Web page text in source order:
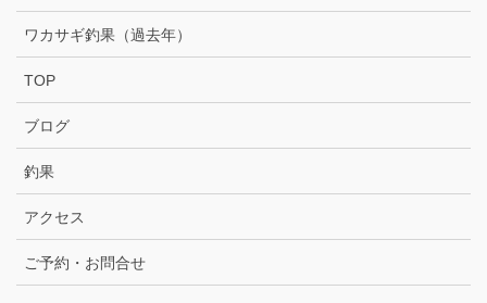
ワカサギ釣果（過去年）
TOP
ブログ
釣果
アクセス
ご予約・お問合せ